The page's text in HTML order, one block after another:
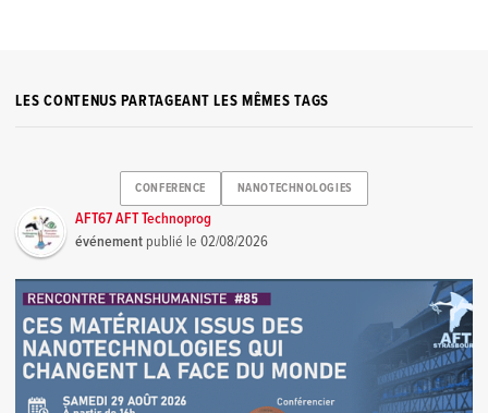
LES CONTENUS PARTAGEANT LES MÊMES TAGS
CONFERENCE NANOTECHNOLOGIES
AFT67 AFT Technoprog
événement publié le02/08/2026